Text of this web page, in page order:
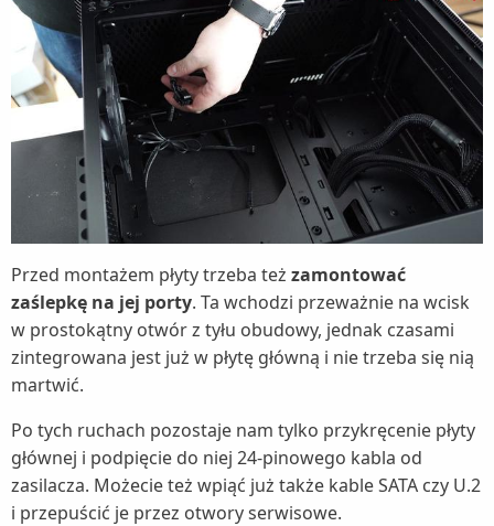
Przed montażem płyty trzeba też zamontować
zaślepkę na jej porty. Ta wchodzi przeważnie na wcisk
w prostokątny otwór z tyłu obudowy, jednak czasami
zintegrowana jest już w płytę główną i nie trzeba się nią
martwić.
Po tych ruchach pozostaje nam tylko przykręcenie płyty
głównej i podpięcie do niej 24-pinowego kabla od
zasilacza. Możecie też wpiąć już także kable SATA czy U.2
i przepuścić je przez otwory serwisowe.